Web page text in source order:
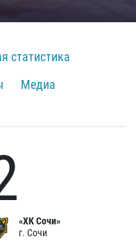
статистика
Медиа
«ХК Сочи»
г. Сочи